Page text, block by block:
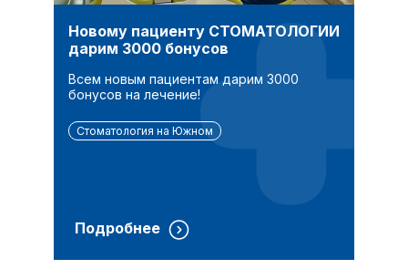
Новому пациенту СТОМАТОЛОГИИ
дарим 3000 бонусов
Всем новым пациентам дарим 3000
бонусов на лечение!
Стоматология на Южном
Подробнее